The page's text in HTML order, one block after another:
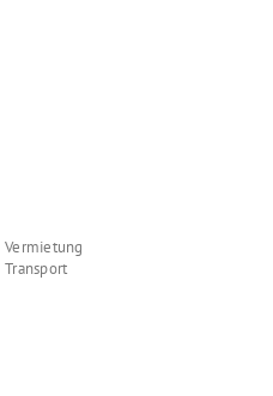
Vermietung
Transport